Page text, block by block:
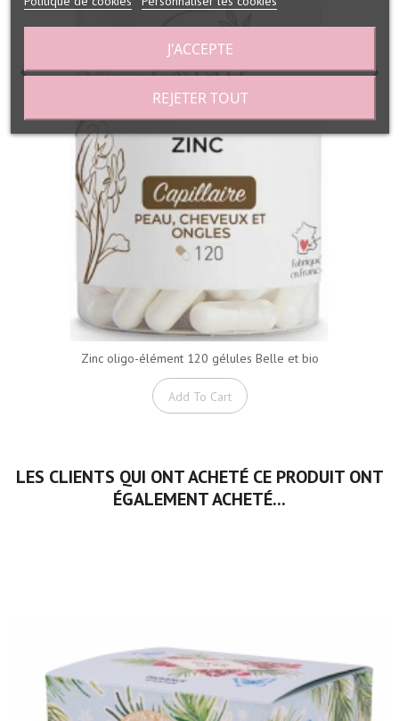
Zinc oligo-élément 120 gélules Belle et bio
Add To Cart
LES CLIENTS QUI ONT ACHETÉ CE PRODUIT ONT
ÉGALEMENT ACHETÉ...
REJETER TOUT
J'ACCEPTE